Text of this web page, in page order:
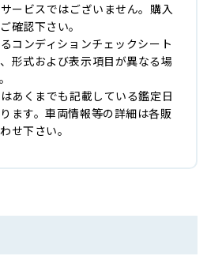
ービスではございません。購入
確認下さい。
コンディションチェックシート
形式および表示項目が異なる場
あくまでも記載している鑑定日
ます。車両情報等の詳細は各販
せ下さい。